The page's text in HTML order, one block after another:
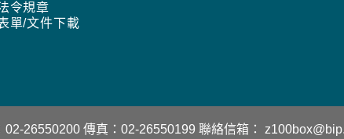
令規章
單/文件下載
02-26550200 傳真：02-26550199 聯絡信箱：